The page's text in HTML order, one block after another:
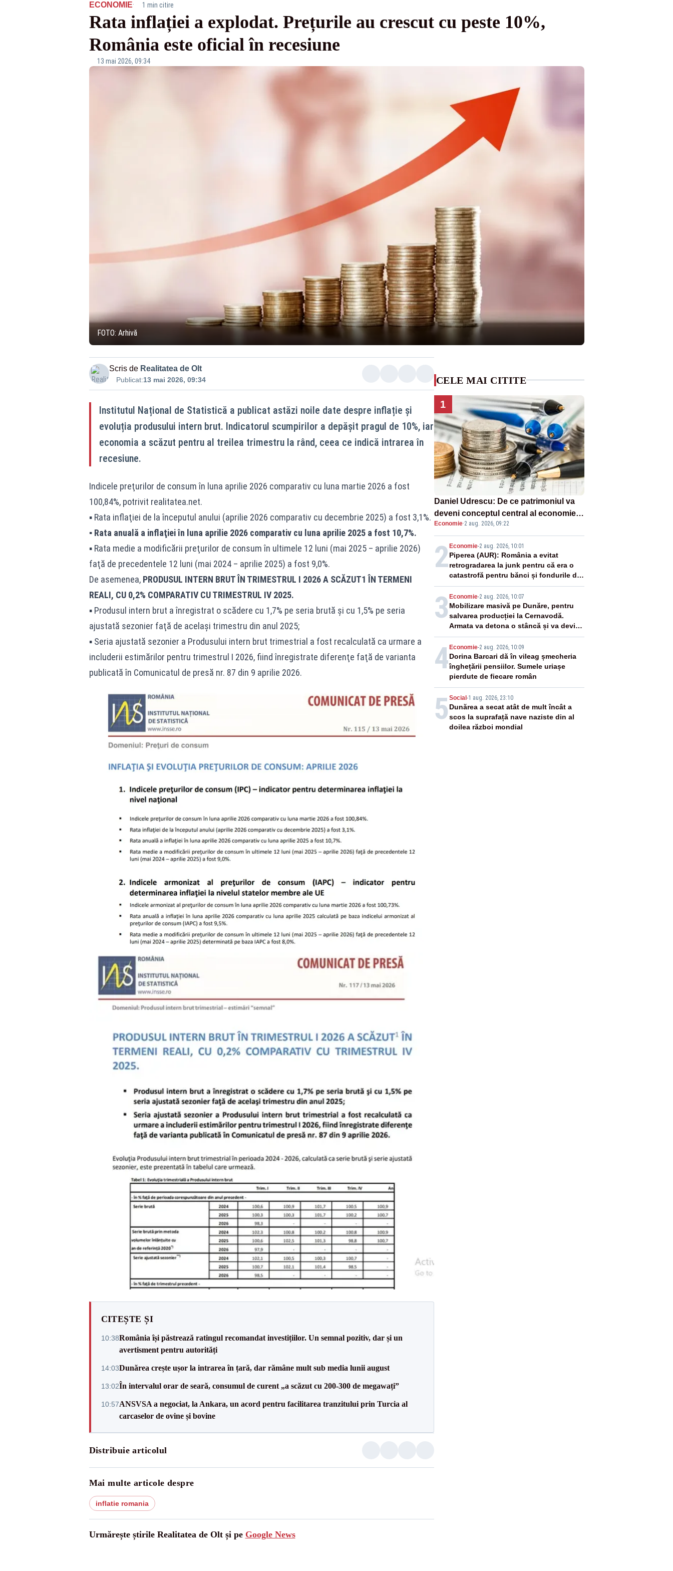
ECONOMIE· 1 min citire
Rata inflației a explodat. Prețurile au crescut cu peste 10%,
România este oficial în recesiune
13 mai 2026, 09:34
FOTO: Arhivă
Scris de Realitatea de Olt
Publicat:13 mai 2026, 09:34
Institutul Național de Statistică a publicat astăzi noile date despre inflație și
evoluția produsului intern brut. Indicatorul scumpirilor a depășit pragul de 10%, iar
economia a scăzut pentru al treilea trimestru la rând, ceea ce indică intrarea în
recesiune.
Indicele preţurilor de consum în luna aprilie 2026 comparativ cu luna martie 2026 a fost
100,84%, potrivit realitatea.net.
▪ Rata inflaţiei de la începutul anului (aprilie 2026 comparativ cu decembrie 2025) a fost 3,1%.
▪ Rata anuală a inflaţiei în luna aprilie 2026 comparativ cu luna aprilie 2025 a fost 10,7%.
▪ Rata medie a modificării preţurilor de consum în ultimele 12 luni (mai 2025 – aprilie 2026)
faţă de precedentele 12 luni (mai 2024 – aprilie 2025) a fost 9,0%.
De asemenea, PRODUSUL INTERN BRUT ÎN TRIMESTRUL I 2026 A SCĂZUT1 ÎN TERMENI
REALI, CU 0,2% COMPARATIV CU TRIMESTRUL IV 2025.
▪ Produsul intern brut a înregistrat o scădere cu 1,7% pe seria brută şi cu 1,5% pe seria
ajustată sezonier faţă de acelaşi trimestru din anul 2025;
▪ Seria ajustată sezonier a Produsului intern brut trimestrial a fost recalculată ca urmare a
includerii estimărilor pentru trimestrul I 2026, fiind înregistrate diferenţe faţă de varianta
publicată în Comunicatul de presă nr. 87 din 9 aprilie 2026.
CITEȘTE ȘI
10:38România își păstrează ratingul recomandat investițiilor. Un semnal pozitiv, dar și un
avertisment pentru autorități
14:03Dunărea crește ușor la intrarea în țară, dar rămâne mult sub media lunii august
13:02În intervalul orar de seară, consumul de curent „a scăzut cu 200-300 de megawați”
10:57ANSVSA a negociat, la Ankara, un acord pentru facilitarea tranzitului prin Turcia al
carcaselor de ovine și bovine
Distribuie articolul
Mai multe articole despre
inflatie romania
Urmărește știrile Realitatea de Olt și pe Google News
CELE MAI CITITE
1
Daniel Udrescu: De ce patrimoniul va
deveni conceptul central al economiei
viitoare?
Economie·2 aug. 2026, 09:22
2Economie-2 aug. 2026, 10:01
Piperea (AUR): România a evitat
retrogradarea la junk pentru că era o
catastrofă pentru bănci și fondurile de
pensii
3 Economie-2 aug. 2026, 10:07
Mobilizare masivă pe Dunăre, pentru
salvarea producției la Cernavodă.
Armata va detona o stâncă și va devia
apa fluviului - IMAGINI AERIENE
4Economie-2 aug. 2026, 10:09
Dorina Barcari dă în vileag șmecheria
înghețării pensiilor. Sumele uriașe
pierdute de fiecare român
5 Social-1 aug. 2026, 23:10
Dunărea a secat atât de mult încât a
scos la suprafață nave naziste din al
doilea război mondial